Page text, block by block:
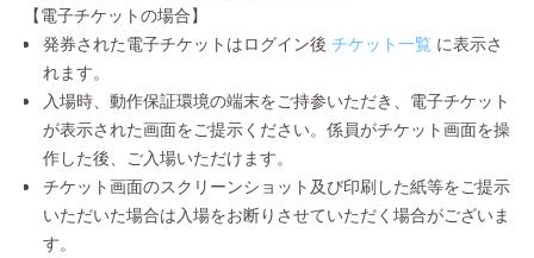
【電子チケットの場合】
発券された電子チケットはログイン後 チケット一覧 に表示さ
れます。
入場時、動作保証環境の端末をご持参いただき、電子チケット
が表示された画面をご提示ください。係員がチケット画面を操
作した後、ご入場いただけます。
チケット画面のスクリーンショット及び印刷した紙等をご提示
いただいた場合は入場をお断りさせていただく場合がございま
す。